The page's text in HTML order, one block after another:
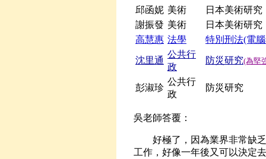
邱函妮 美術
日本美術研究
謝振發 美術
日本美術研究
高慧惠 法學 特別刑法(電
沈里通
公共行
政
防災研究(為堅
彭淑珍
公共行
政
防災研究
吳老師答覆：
好極了，因為業界非常缺乏
工作，好像一年後又可以決定